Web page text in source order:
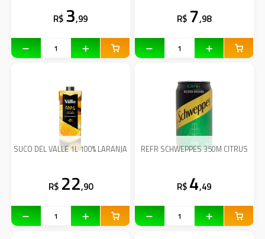
R$ 3,99 R$ 7,98
SUCO DEL VALLE 1L 100% LARANJA
R$ 22,90
REFR SCHWEPPES 350M CITRUS
R$ 4,49